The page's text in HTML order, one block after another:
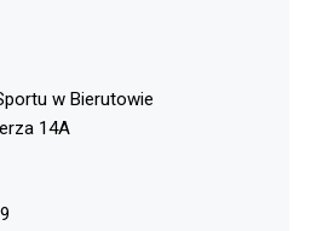
w Bierutowie
14A